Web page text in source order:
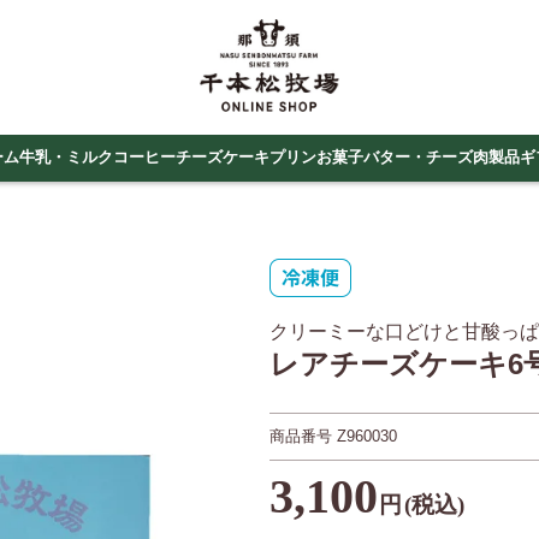
牛乳・ミルクコーヒーチーズケーキプリンお菓子バター・チーズ肉製品ギ
クリーミーな口どけと甘酸っ
レアチーズケーキ6
商品番号 Z960030
3,100円 (税込)